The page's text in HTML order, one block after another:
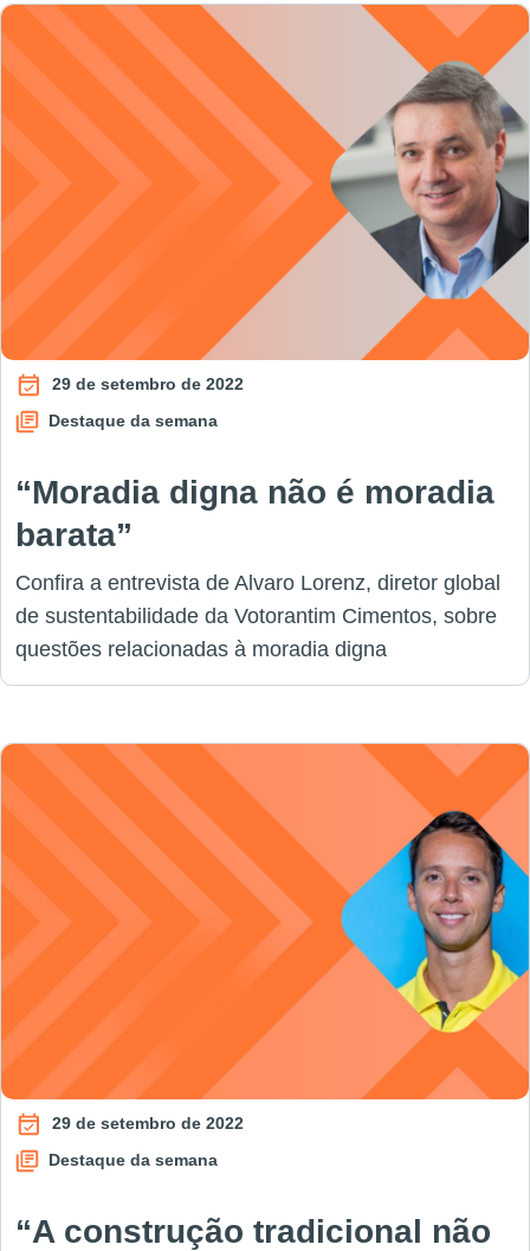
29 de setembro de 2022
Destaque da semana
“Moradia digna não é moradia
barata”
Confira a entrevista de Alvaro Lorenz, diretor global
de sustentabilidade da Votorantim Cimentos, sobre
questões relacionadas à moradia digna
29 de setembro de 2022
Destaque da semana
“A construção tradicional não